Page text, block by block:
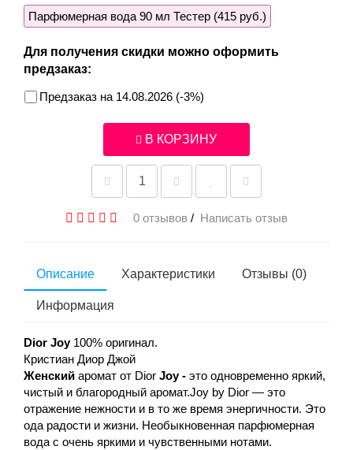
Парфюмерная вода 90 мл Тестер (415 руб.)
Для получения скидки можно оформить
предзаказ:
Предзаказ на 14.08.2026 (-3%)
В КОРЗИНУ
0 отзывов / Написать отзыв
Описание Характеристики Отзывы (0)
Информация
Dior Joy 100% оригинал.
Кристиан Диор Джой
Женский аромат от Dior Joy - это одновременно яркий,
чистый и благородный аромат.Joy by Dior — это
отражение нежности и в то же время энергичности. Это
ода радости и жизни. Необыкновенная парфюмерная
вода с очень яркими и чувственными нотами.